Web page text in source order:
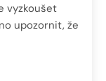
vyzkoušet
upozornit, že